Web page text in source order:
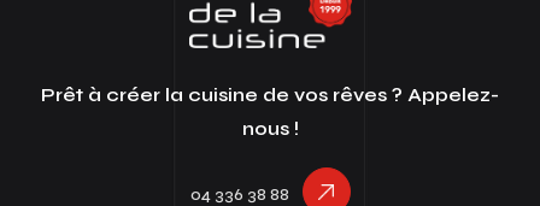
Prêt à créer la cuisine de vos rêves ? Appelez-
nous !
04 336 38 88